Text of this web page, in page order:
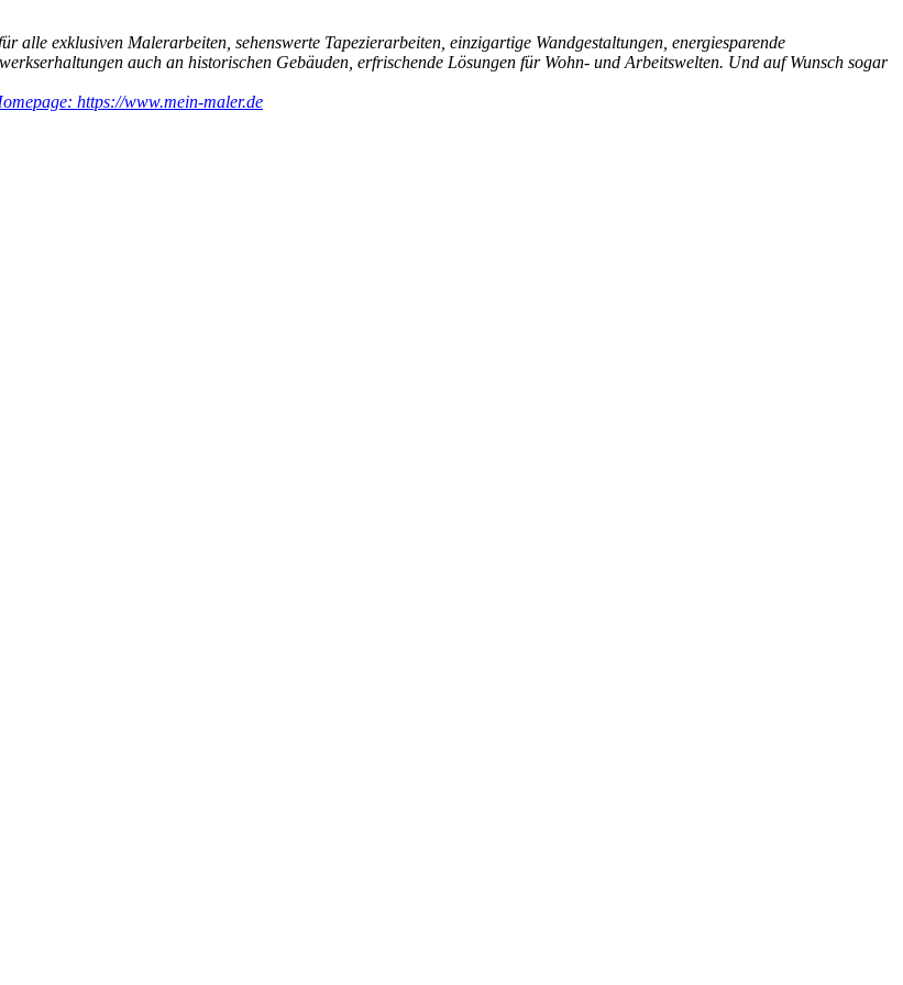
alle exklusiven Malerarbeiten, sehenswerte Tapezierarbeiten, einzigartige Wandgestaltungen, energiesparende
auch an historischen Gebäuden, erfrischende Lösungen für Wohn- und Arbeitswelten. Und auf Wunsch sogar
https://www.mein-maler.de